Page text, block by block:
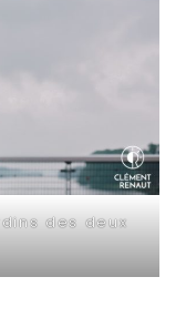
des deux